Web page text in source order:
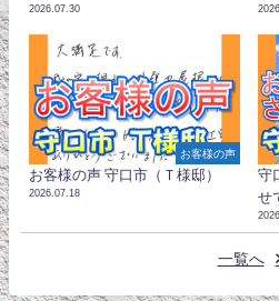
2026.07.30
お客様の声
お客様の声 守口市（Ｔ様邸）
2026.07.18
守
せ
一覧へ